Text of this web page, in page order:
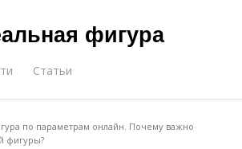
фигура
Статьи
по параметрам онлайн. Почему важно
фигуры?